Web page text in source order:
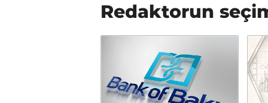
Redaktorun